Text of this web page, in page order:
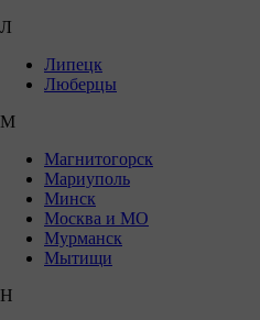
Л
Липецк
Люберцы
М
Магнитогорск
Мариуполь
Минск
Москва и МО
Мурманск
Мытищи
Н